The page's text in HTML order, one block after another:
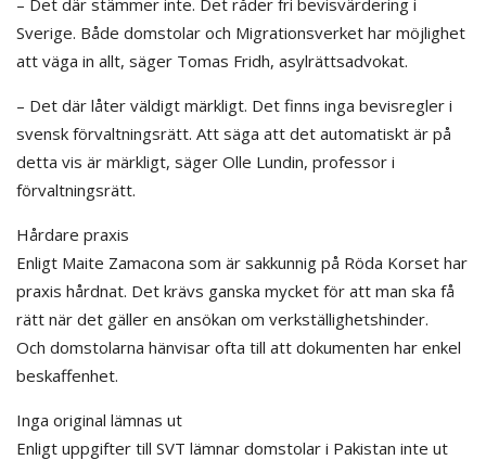
– Det där stämmer inte. Det råder fri bevisvärdering i
Sverige. Både domstolar och Migrationsverket har möjlighet
att väga in allt, säger Tomas Fridh, asylrättsadvokat.
– Det där låter väldigt märkligt. Det finns inga bevisregler i
svensk förvaltningsrätt. Att säga att det automatiskt är på
detta vis är märkligt, säger Olle Lundin, professor i
förvaltningsrätt.
Hårdare praxis
Enligt Maite Zamacona som är sakkunnig på Röda Korset har
praxis hårdnat. Det krävs ganska mycket för att man ska få
rätt när det gäller en ansökan om verkställighetshinder.
Och domstolarna hänvisar ofta till att dokumenten har enkel
beskaffenhet.
Inga original lämnas ut
Enligt uppgifter till SVT lämnar domstolar i Pakistan inte ut